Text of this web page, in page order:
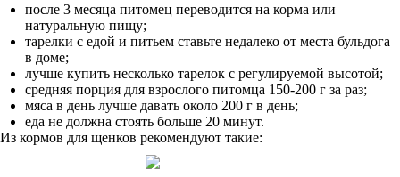
после 3 месяца питомец переводится на корма или
натуральную пищу;
тарелки с едой и питьем ставьте недалеко от места бульдога
в доме;
лучше купить несколько тарелок с регулируемой высотой;
средняя порция для взрослого питомца 150-200 г за раз;
мяса в день лучше давать около 200 г в день;
еда не должна стоять больше 20 минут.
Из кормов для щенков рекомендуют такие: